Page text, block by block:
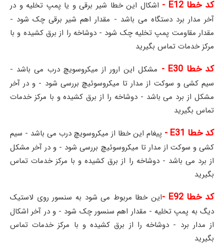
کد خطا E12 -
اشکال این خطا شیر برقی و یا پمپ تخلیه و در
آخر مدار برد دستگاه می باشد - مقدار اهم شیر برقی چک شود -
مقدار مقاومت پمپ تخلیه چک شود - دوشاخه را از برق کشیده و با
مرکز خدمات تماس بگیرید
کد خطا E30 -
مشکل این ارور از میکروسویچ درب می باشد -
سیم کشی و سوکت از مدار تا میکروسوئیچ بررسی شود - و در آخر
مشکل از برد می باشد - دوشاخه را از برق کشیده و با مرکز خدمات
تماس بگیرید
کد خطا E31 -
پیغام این خطا از میکروسویچ درب می باشد - سیم
کشی و سوکت از مدار تا میکروسوئیچ بررسی شود - و در آخر مشکل
از برد می باشد - دوشاخه را از برق کشیده و با مرکز خدمات تماس
بگیرید
کد خطا E92 -
این خطا مربوط می شود به سنسور روی لاستیک
دیگ به پمپ تخلیه - مقدار اهم سنسور چک شود - و در آخر اشکال
از مدار برد - دوشاخه را از برق کشیده و با مرکز خدمات تماس
بگیرید